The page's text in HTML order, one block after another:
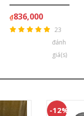
₫836,000
23
đánh
giá(s)
-12%